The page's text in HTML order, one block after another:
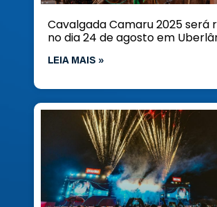
Cavalgada Camaru 2025 será
no dia 24 de agosto em
LEIA MAIS »